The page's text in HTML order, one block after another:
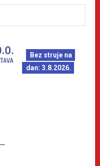
Bez struje na
dan: 3.8.2026.